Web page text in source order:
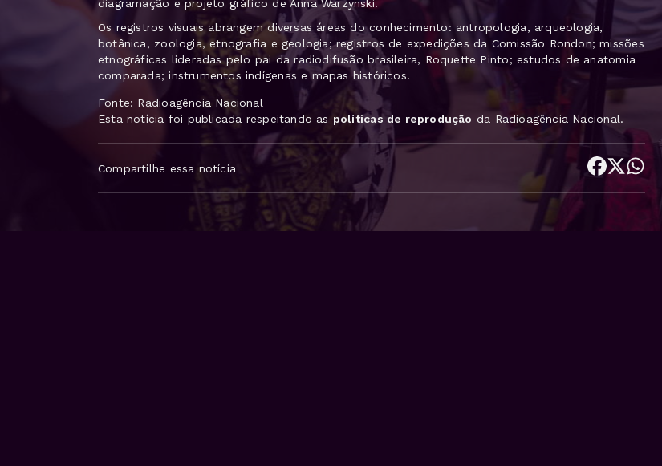
diagramação e projeto gráfico de Anna Warzynski.
Os registros visuais abrangem diversas áreas do conhecimento: antropologia, arqueologia,
botânica, zoologia, etnografia e geologia; registros de expedições da Comissão Rondon; missões
etnográficas lideradas pelo pai da radiodifusão brasileira, Roquette Pinto; estudos de anatomia
comparada; instrumentos indígenas e mapas históricos.
Fonte: Radioagência Nacional
Esta notícia foi publicada respeitando as políticas de reprodução da Radioagência Nacional.
Compartilhe essa notícia